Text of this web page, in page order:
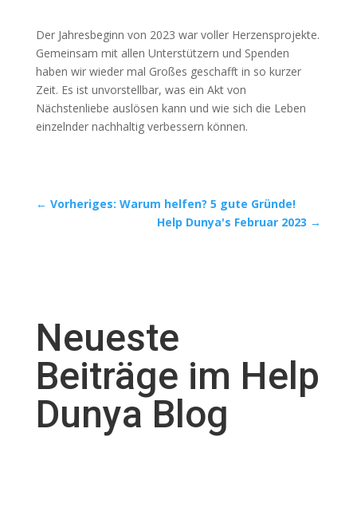
Der Jahresbeginn von 2023 war voller Herzensprojekte.
Gemeinsam mit allen Unterstützern und Spenden
haben wir wieder mal Großes geschafft in so kurzer
Zeit. Es ist unvorstellbar, was ein Akt von
Nächstenliebe auslösen kann und wie sich die Leben
einzelnder nachhaltig verbessern können.
← Vorheriges: Warum helfen? 5 gute Gründe!
Help Dunya's Februar 2023 →
Neueste
Beiträge im Help
Dunya Blog